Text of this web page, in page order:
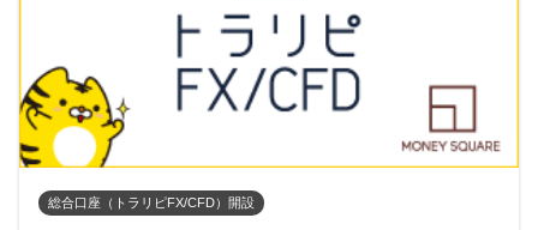
総合口座（トラリピFX/CFD）開設